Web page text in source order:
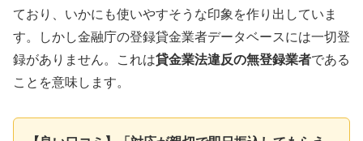
ており、いかにも使いやすそうな印象を作り出していま
す。しかし金融庁の登録貸金業者データベースには一切登
録がありません。これは貸金業法違反の無登録業者である
ことを意味します。